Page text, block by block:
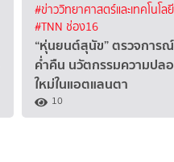
#ข่าววิทยาศาสตร์และเทคโนโลยี
#TNN ช่อง16
“หุ่นยนต์สุนัข” ตรวจการ
ค่ำคืน นวัตกรรมความปล
ใหม่ในแอตแลนตา
10